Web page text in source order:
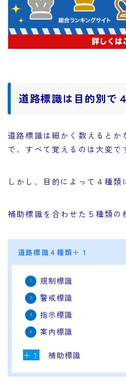
道路標識は目的別で
道路標識は細かく数えるとか
で、すべて覚えるのは大変で
しかし、目的によって４種類
補助標識を合わせた５種類の
道路標識４種類＋１
規制標識
警戒標識
指示標識
案内標識
＋１ 補助標識